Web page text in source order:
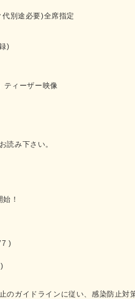
別途必要)全席指定
)
ティーザー映像
読み下さい。
！
)
のガイドラインに従い、感染防止対